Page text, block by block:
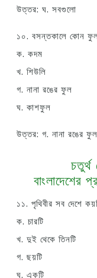
উত্তর: ঘ. সবগুলো
১০. বসন্তকালে কোন
ক. কদম
খ. শিউলি
গ. নানা রঙের ফুল
ঘ. কাশফুল
উত্তর: গ. নানা রঙের ফুল
চতুর্থ
১১. পৃথিবীর সব দেশে
ক. চারটি
খ. দুই থেকে তিনটি
গ. ছয়টি
ঘ. একটি